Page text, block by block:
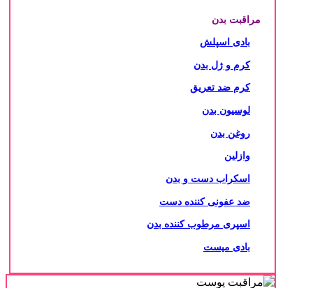
مراقبت بدن
بادی اسپلش
کرم و ژل بدن
کرم ضد تعریق
لوسیون بدن
روغن بدن
وازلین
اسکراب دست و بدن
ضد عفونی کننده دست
اسپری مرطوب کننده بدن
بادی میست